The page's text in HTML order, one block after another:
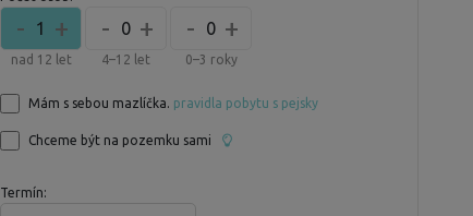
- +
1
nad 12 let
- +
0
4–12 let
- +
0
0–3 roky
Mám s sebou mazlíčka. pravidla pobytu s pejsky
Chceme být na pozemku sami
Termín: